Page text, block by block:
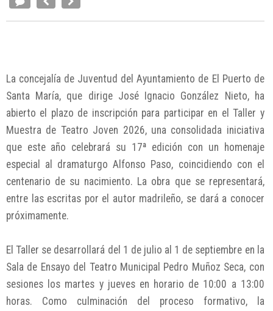
La concejalía de Juventud del Ayuntamiento de El Puerto de
Santa María, que dirige José Ignacio González Nieto, ha
abierto el plazo de inscripción para participar en el Taller y
Muestra de Teatro Joven 2026, una consolidada iniciativa
que este año celebrará su 17ª edición con un homenaje
especial al dramaturgo Alfonso Paso, coincidiendo con el
centenario de su nacimiento. La obra que se representará,
entre las escritas por el autor madrileño, se dará a conocer
próximamente.
El Taller se desarrollará del 1 de julio al 1 de septiembre en la
Sala de Ensayo del Teatro Municipal Pedro Muñoz Seca, con
sesiones los martes y jueves en horario de 10:00 a 13:00
horas. Como culminación del proceso formativo, la